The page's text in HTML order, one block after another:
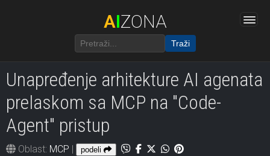
AIZONA
Traži
Unapređenje arhitekture AI agenata
prelaskom sa MCP na "Code-
Agent" pristup
Oblast: MCP | podeli